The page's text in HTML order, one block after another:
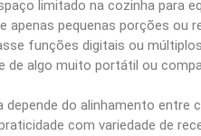
limitado na cozinha para
apenas pequenas porções ou
funções digitais ou
de algo muito portátil ou
depende do alinhamento entre
com variedade de